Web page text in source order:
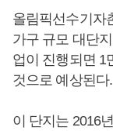
올림픽선수기자
가구 규모 대단
업이 진행되면 1
것으로 예상된다.
이 단지는 2016